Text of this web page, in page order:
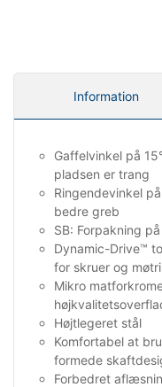
Information
Gaffelvinkel på
pladsen er trang
Ringendevinkel
bedre greb
SB: Forpakning
Dynamic-Drive™
for skruer og
Mikro
Højtlegeret stål
Komfortabel at
formede
Forbedret